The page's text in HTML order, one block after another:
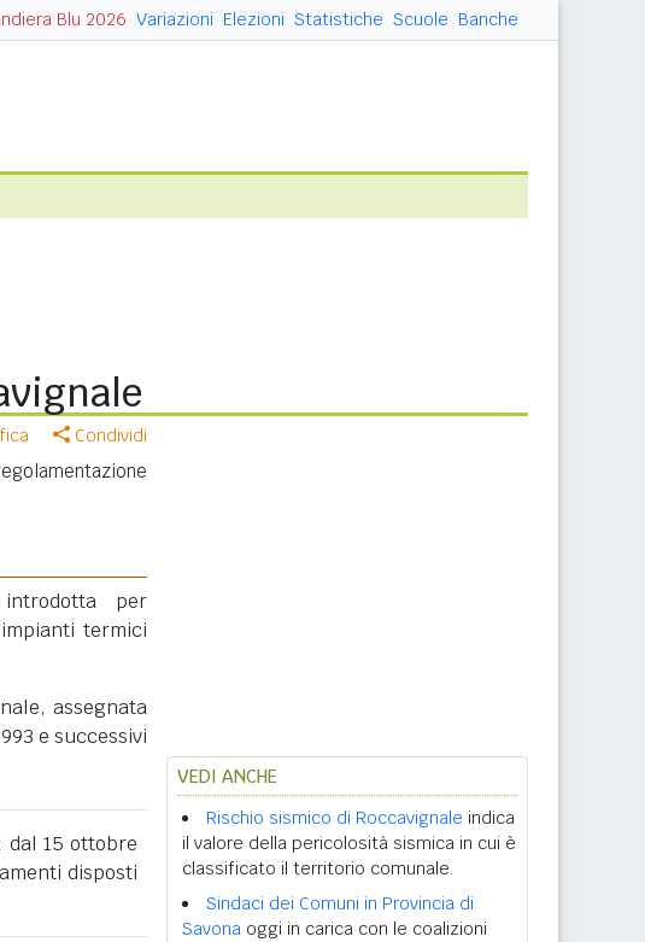
Blu 2026 Variazioni Elezioni Statistiche Scuole Banche
Condividi
per
termici
assegnata
e successivi
dal 15 ottobre
disposti
VEDI ANCHE
Rischio sismico di Roccavignale indica
il valore della pericolosità sismica in cui è
classificato il territorio comunale.
Sindaci dei Comuni in Provincia di
Savona oggi in carica con le coalizioni